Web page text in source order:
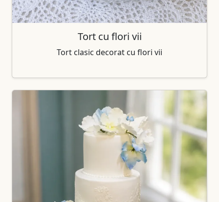
Tort cu flori vii
Tort clasic decorat cu flori vii